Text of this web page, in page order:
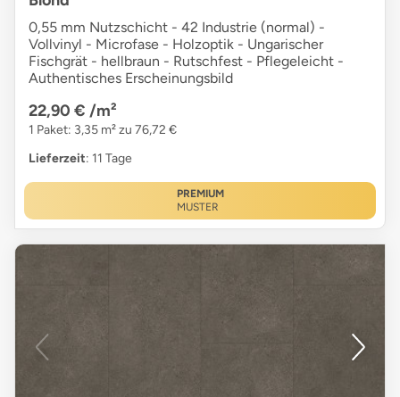
0,55 mm Nutzschicht - 42 Industrie (normal) -
Vollvinyl - Microfase - Holzoptik - Ungarischer
Fischgrät - hellbraun - Rutschfest - Pflegeleicht -
Authentisches Erscheinungsbild
22,90 € /m²
1 Paket: 3,35 m² zu 76,72 €
Lieferzeit: 11 Tage
PREMIUM
MUSTER